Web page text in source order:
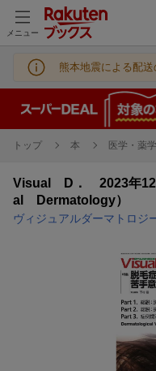
メニュー
熊本地震による配
トップ 本 医学・薬
Visual D． 2023年
al Dermatology）
ヴィジュアルダーマトロジ